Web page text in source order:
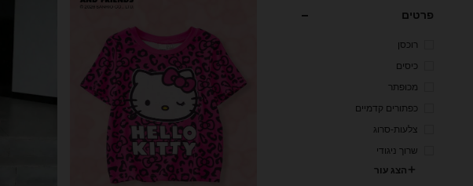
פרטים
רוכסן
כיסים
מכופתר
כפתורים קדמיים
צלעות-סרוג
שרוך ניגודי
הצג עור